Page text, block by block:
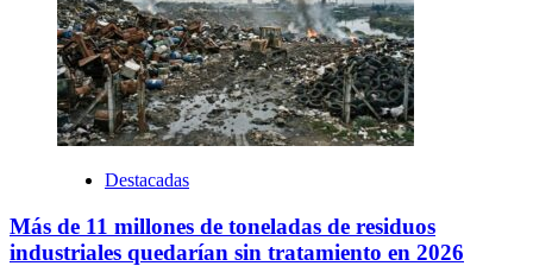
Destacadas
Más de 11 millones de toneladas de residuos
industriales quedarían sin tratamiento en 2026